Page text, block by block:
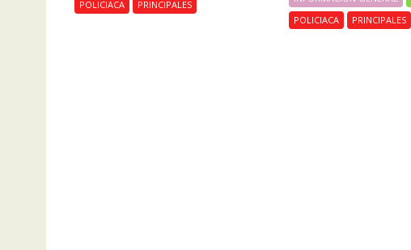
POLICIACA
PRINCIPALES
POLICIACA
PRINCIPALES